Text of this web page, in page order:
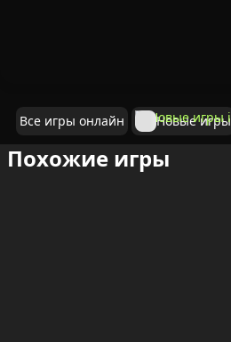
Все игры онлайн Новые игры
Похожие игры